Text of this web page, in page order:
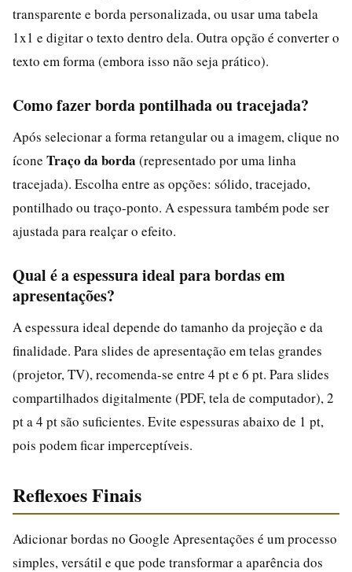
transparente e borda personalizada, ou usar uma tabela
1x1 e digitar o texto dentro dela. Outra opção é converter o
texto em forma (embora isso não seja prático).
Como fazer borda pontilhada ou tracejada?
Após selecionar a forma retangular ou a imagem, clique no
ícone Traço da borda (representado por uma linha
tracejada). Escolha entre as opções: sólido, tracejado,
pontilhado ou traço-ponto. A espessura também pode ser
ajustada para realçar o efeito.
Qual é a espessura ideal para bordas em
apresentações?
A espessura ideal depende do tamanho da projeção e da
finalidade. Para slides de apresentação em telas grandes
(projetor, TV), recomenda-se entre 4 pt e 6 pt. Para slides
compartilhados digitalmente (PDF, tela de computador), 2
pt a 4 pt são suficientes. Evite espessuras abaixo de 1 pt,
pois podem ficar imperceptíveis.
Reflexoes Finais
Adicionar bordas no Google Apresentações é um processo
simples, versátil e que pode transformar a aparência dos